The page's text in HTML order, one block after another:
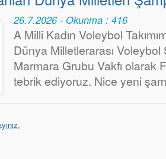
26.7.2026 - Okunma : 416
A Milli Kadın Voleybol
Dünya Milletlerarası
Marmara Grubu Vakfı olarak
tebrik ediyoruz. Nice yeni